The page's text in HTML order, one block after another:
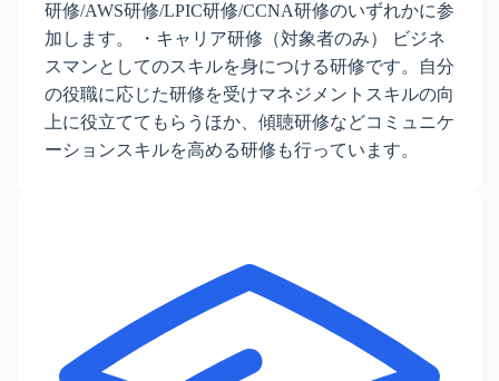
研修/AWS研修/LPIC研修/CCNA研修のいずれかに参
加します。 ・キャリア研修（対象者のみ） ビジネ
スマンとしてのスキルを身につける研修です。自分
の役職に応じた研修を受けマネジメントスキルの向
上に役立ててもらうほか、傾聴研修などコミュニケ
ーションスキルを高める研修も行っています。